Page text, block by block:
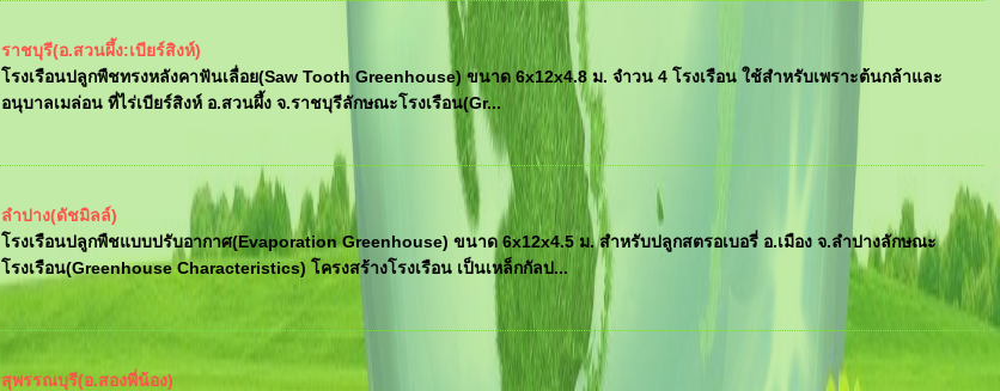
ราชบุรี(อ.สวนผึ้ง:เบียร์สิงห์)
โรงเรือนปลูกพืชทรงหลังคาฟันเลื่อย(Saw Tooth Greenhouse) ขนาด 6x12x4.8 ม. จำวน 4 โรงเรือน ใช้สำหรับเพราะต้นกล้าและ
อนุบาลเมล่อน ที่ไร่เบียร์สิงห์ อ.สวนผึ้ง จ.ราชบุรีลักษณะโรงเรือน(Gr...
ลำปาง(ดัชมิลล์)
โรงเรือนปลูกพืชแบบปรับอากาศ(Evaporation Greenhouse) ขนาด 6x12x4.5 ม. สำหรับปลูกสตรอเบอรี่ อ.เมือง จ.ลำปางลักษณะ
โรงเรือน(Greenhouse Characteristics) โครงสร้างโรงเรือน เป็นเหล็กกัลป...
สุพรรณบุรี(อ.สองพี่น้อง)